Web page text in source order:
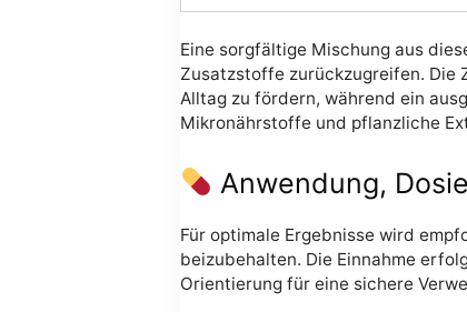
Eine sorgfältige Mischung aus
Zusatzstoffe zurückzugreifen. Die
Alltag zu fördern, während ein
Mikronährstoffe und pflanzliche
Anwendung,
Für optimale Ergebnisse wird
beizubehalten. Die Einnahme
Orientierung für eine sichere